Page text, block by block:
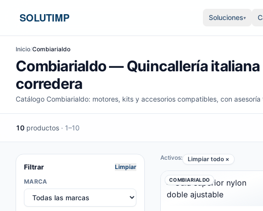
SOLUTIMP Soluciones▾
Inicio/Combiarialdo
Combiarialdo — Quincallería
corredera
Catálogo Combiarialdo: motores, kits y accesorios compatibles, con
10 productos · 1–10
Filtrar
Limpiar
MARCA
Activos: Limpiar todo ×
COMBIARIALDO